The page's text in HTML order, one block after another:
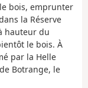
bois, emprunter
la Réserve
hauteur du
le bois. À
par la Helle
Botrange, le